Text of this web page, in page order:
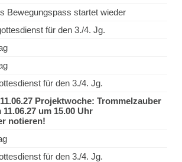
Bewegungspass startet wieder
für den 3./4. Jg.
für den 3./4. Jg.
Projektwoche: Trommelzauber
11.06.27 um 15.00 Uhr
notieren!
für den 3./4. Jg.